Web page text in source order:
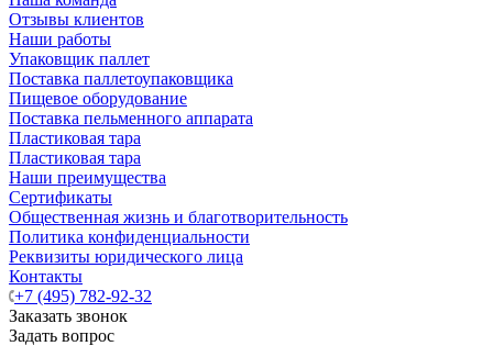
Отзывы клиентов
Наши работы
Упаковщик паллет
Поставка паллетоупаковщика
Пищевое оборудование
Поставка пельменного аппарата
Пластиковая тара
Пластиковая тара
Наши преимущества
Сертификаты
Общественная жизнь и благотворительность
Политика конфиденциальности
Реквизиты юридического лица
Контакты
+7 (495) 782-92-32
Заказать звонок
Задать вопрос